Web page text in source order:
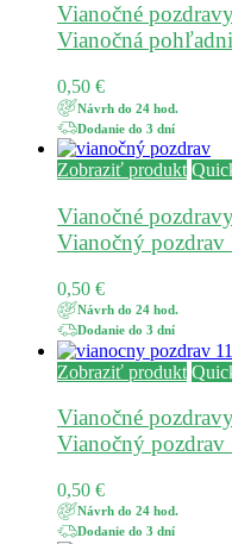
Vianočné
Vianočná
0,50 €
Návrh do 24 hod.
Dodanie do 3 dní
Zobraziť produkt
Vianočné
Vianočný pozdrav
0,50 €
Návrh do 24 hod.
Dodanie do 3 dní
Zobraziť produkt
Vianočné
Vianočný pozdrav
0,50 €
Návrh do 24 hod.
Dodanie do 3 dní